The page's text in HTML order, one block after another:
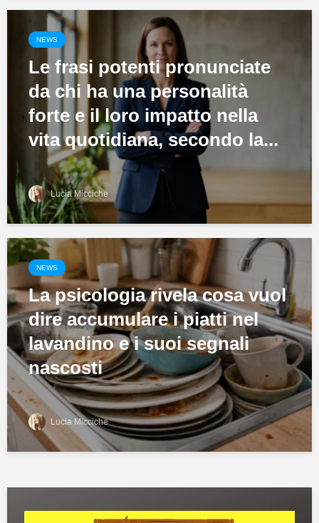
NEWS
Le frasi potenti pronunciate
da chi ha una personalità
forte e il loro impatto nella
vita quotidiana, secondo la...
Lucia Micciche
NEWS
La psicologia rivela cosa vuol
dire accumulare i piatti nel
lavandino e i suoi segnali
nascosti
Lucia Micciche